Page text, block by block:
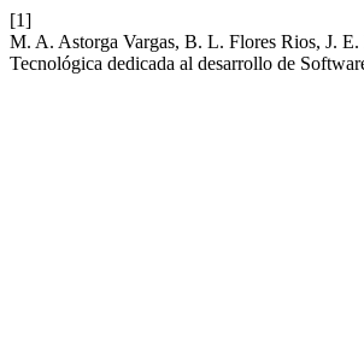
[1]
M. A. Astorga Vargas, B. L. Flores Rios, J. E.
Tecnológica dedicada al desarrollo de